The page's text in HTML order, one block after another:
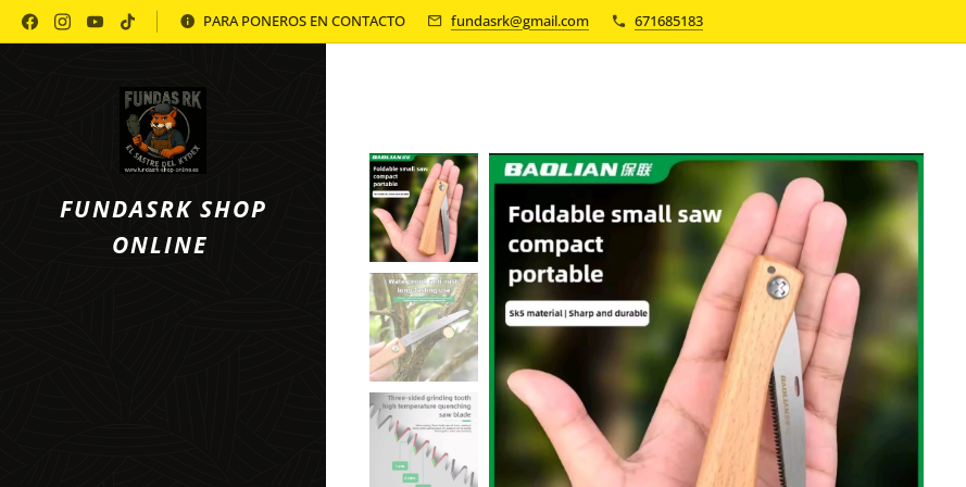
Política de Privacidad PARA PONEROS EN CONTACTO fundasrk@gmail.com 671685183
FUNDASRK SHOP
ONLINE